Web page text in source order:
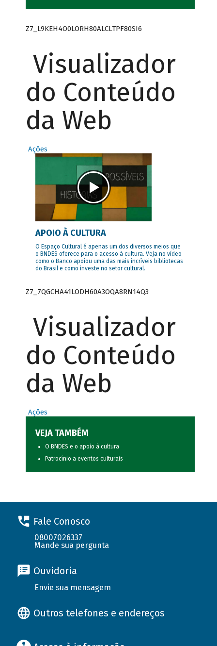
Z7_L9KEH4O0LORH80ALCLTPF80SI6
Visualizador
do Conteúdo
da Web
Ações
APOIO À CULTURA
O Espaço Cultural é apenas um dos diversos meios que
o BNDES oferece para o acesso à cultura. Veja no vídeo
como o Banco apoiou uma das mais incríveis bibliotecas
do Brasil e como investe no setor cultural.
Z7_7QGCHA41LODH60A3OQA8RN14Q3
Visualizador
do Conteúdo
da Web
Ações
VEJA TAMBÉM
O BNDES e o apoio à cultura
Patrocínio a eventos culturais
Fale Conosco
08007026337
Mande sua pergunta
Ouvidoria
Envie sua mensagem
Outros telefones e endereços